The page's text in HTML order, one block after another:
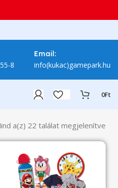
8
Email:
info(kukac)gamepark.hu
0Ft
a(z) 22 találat megjelenítve